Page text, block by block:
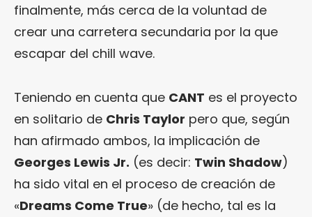
finalmente, más cerca de la voluntad de
crear una carretera secundaria por la que
escapar del chill wave.
Teniendo en cuenta que CANT es el proyecto
en solitario de Chris Taylor pero que, según
han afirmado ambos, la implicación de
Georges Lewis Jr. (es decir: Twin Shadow)
ha sido vital en el proceso de creación de
«Dreams Come True» (de hecho, tal es la